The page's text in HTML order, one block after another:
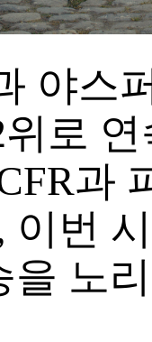
야스
로
과
이번
을 노